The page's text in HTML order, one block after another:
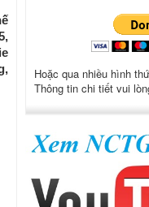
Hoặc qua nhiều hình
Thông tin chi tiết vui